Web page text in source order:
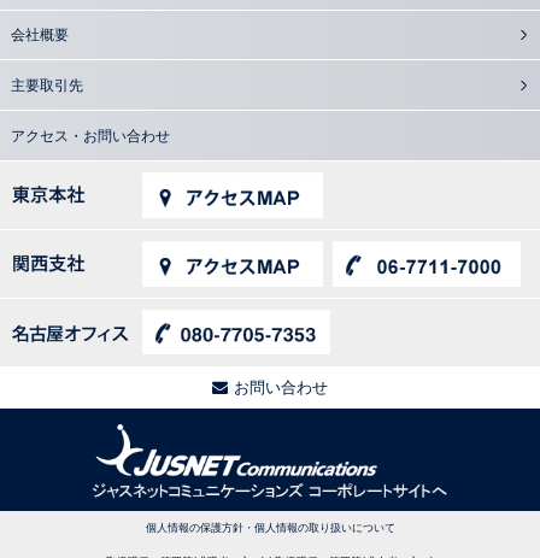
会社概要
主要取引先
アクセス・お問い合わせ
お問い合わせ
個人情報の保護方針・個人情報の取り扱いについて